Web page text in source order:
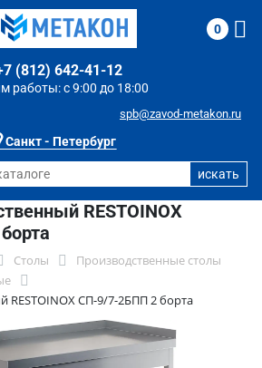
Санкт - Петербург
работы: с 9:00 до 18:00
(812) 642-41-12
spb@zavod-metakon.ru
0
RESTOINOX
Столы
Производственные столы
RESTOINOX СП-9/7-2БПП 2 борта